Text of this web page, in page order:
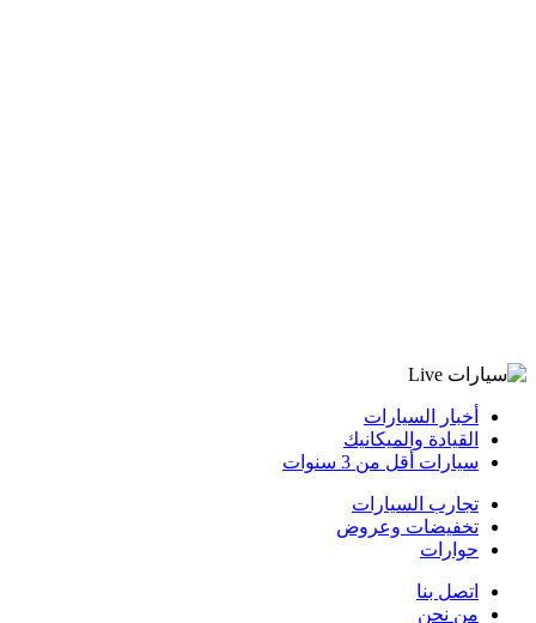
أخبار السيارات
القيادة والميكانيك
سيارات أقل من 3 سنوات
تجارب السيارات
تخفيضات وعروض
حوارات
اتصل بنا
من نحن